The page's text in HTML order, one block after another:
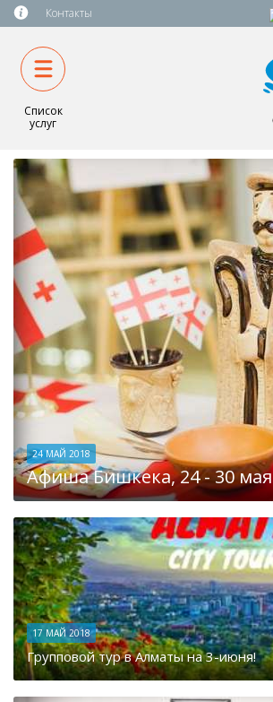
Контакты
Список
услуг
24 МАЙ 2018
Афиша Бишкека, 24 - 30 мая
17 МАЙ 2018
Групповой тур в Алматы на 3-июня!